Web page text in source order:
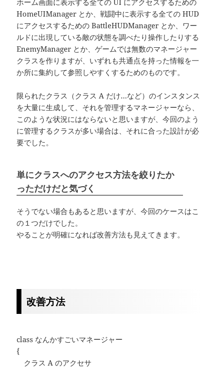
HomeUIManager とか、戦闘中に表示する全ての HUD
にアクセスするための BattleHUDManager とか、ワー
ルドに出現している敵の状態を調べたり操作したりする
EnemyManager とか、ゲームでは無数のマネージャー
クラスを作りますが、いずれも共通点を持った情報を一
か所に集約して参照しやすくするためのものです。
限られたクラス（クラス A だけ…など）のインスタンス
を大量に生成して、それを管理するマネージャーなら、
このような状況にはならないと思いますが、今回のよう
に管理するクラスが多い場合は、それに合った設計が必
要でした。
単にクラスへのアクセス方法を絞りたか
っただけだと気づく
そうでない場合もあると思いますが、今回のケースはこ
の１つだけでした。
やることが明確になれば改善方法も見えてきます。
改善方法
class なんかすごいマネージャー
{
クラス A のアクセサ